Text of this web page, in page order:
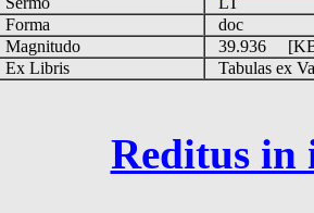
Forma
doc
Magnitudo
39.936
Ex Libris
Tabulas ex
Reditus in